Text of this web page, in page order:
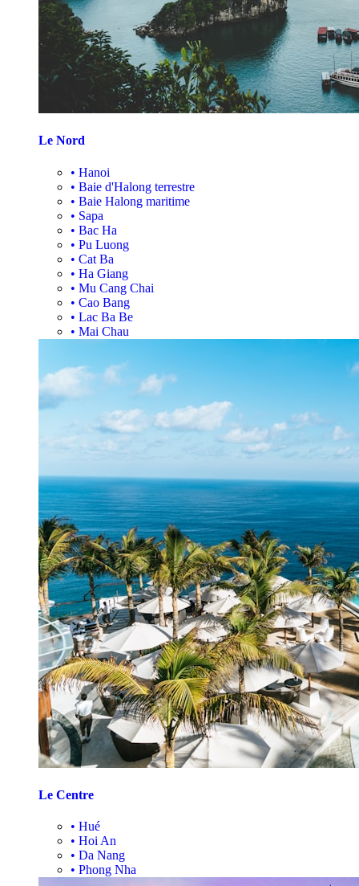
Le Nord
• Hanoi
• Baie d'Halong terrestre
• Baie Halong maritime
• Sapa
• Bac Ha
• Pu Luong
• Cat Ba
• Ha Giang
• Mu Cang Chai
• Cao Bang
• Lac Ba Be
• Mai Chau
Le Centre
• Hué
• Hoi An
• Da Nang
• Phong Nha